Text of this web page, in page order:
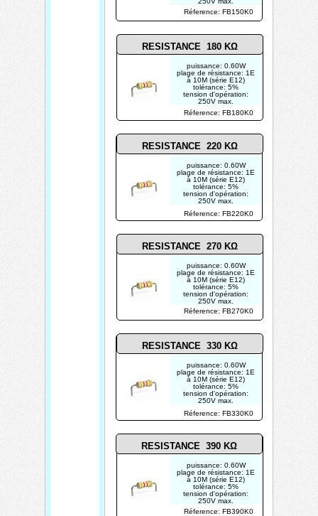
Réference: FB150K0
photo non contractuelle
Réference: FB180K0
Réference: FB220K0
Réference: FB270K0
Réference: FB330K0
Réference: FB390K0
RESISTANCE 220 KΩ
RESISTANCE 180 KΩ
RESISTANCE 270 KΩ
RESISTANCE 330 KΩ
RESISTANCE 390 KΩ
puissance: 0.60W
plage de résistance: 1E
à 10M (série E12)
tolérance: 5%
tension d'opération:
250V max.
photo non contractuelle
puissance: 0.60W
plage de résistance: 1E
à 10M (série E12)
tolérance: 5%
tension d'opération:
250V max.
puissance: 0.60W
plage de résistance: 1E
à 10M (série E12)
tolérance: 5%
tension d'opération:
250V max.
puissance: 0.60W
plage de résistance: 1E
à 10M (série E12)
tolérance: 5%
tension d'opération:
250V max.
photo non contractuelle
puissance: 0.60W
plage de résistance: 1E
à 10M (série E12)
tolérance: 5%
tension d'opération:
250V max.
photo non contractuelle